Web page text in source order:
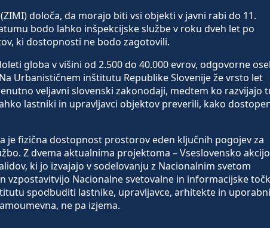
določa, da morajo biti vsi objekti v javni rabi do 11.
bodo lahko inšpekcijske službe v roku dveh let po
ki dostopnosti ne bodo zagotovili.
globa v višini od 2.500 do 40.000 evrov, odgovorne
Urbanističnem inštitutu Republike Slovenije že vrsto let
veljavni slovenski zakonodaji, medtem ko razvijajo
lastniki in upravljavci objektov preverili, kako
je fizična dostopnost prostorov eden ključnih pogojev za
Z dvema aktualnima projektoma – Vseslovensko akcijo
ki jo izvajajo v sodelovanju z Nacionalnim svetom
vzpostavitvijo Nacionalne svetovalne in informacijske
spodbuditi lastnike, upravljavce, arhitekte in
ne pa izjema.